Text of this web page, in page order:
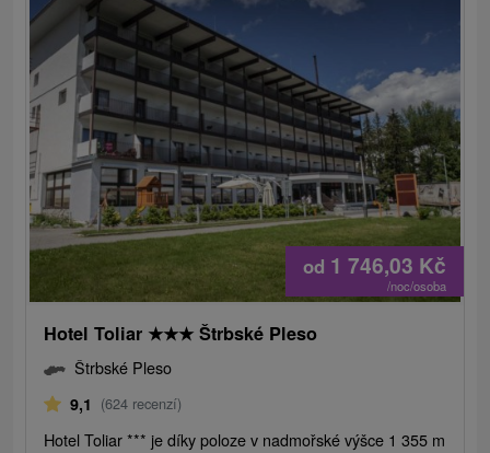
od 1 746,03 Kč
/noc/osoba
Hotel Toliar ★★★ Štrbské Pleso
Štrbské Pleso
9,1 (624 recenzí)
Hotel Toliar *** je díky poloze v nadmořské výšce 1 355 m